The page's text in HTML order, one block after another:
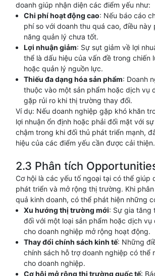
doanh giúp nhận diện các điểm yếu như:
Chi phí hoạt động cao: Nếu báo cáo
phí so với doanh thu quá cao, điều này
năng quản lý chưa tốt.
Lợi nhuận giảm: Sự sụt giảm về lợi
thể là dấu hiệu của vấn đề trong chiến
hoặc quản lý nguồn lực.
Thiếu đa dạng hóa sản phẩm: Doanh
thuộc vào một sản phẩm hoặc dịch vụ
gặp rủi ro khi thị trường thay đổi.
Ví dụ: Nếu doanh nghiệp gặp khó khăn
lợi nhuận ổn định hoặc phải đối mặt với
chậm trong khi đối thủ phát triển mạnh,
hiệu của các điểm yếu cần được cải thiện.
2.3 Phân tích
Cơ hội là các yếu tố ngoại tại có thể giúp
phát triển và mở rộng thị trường. Khi
quả kinh doanh, có thể phát hiện những
Xu hướng thị trường mới: Sự gia tăng
đối với một loại sản phẩm hoặc dịch vụ
cho doanh nghiệp mở rộng hoạt động.
Thay đổi chính sách kinh tế: Những
chính sách hỗ trợ doanh nghiệp có thể
cho doanh nghiệp.
Cơ hội mở rộng thị trường quốc tế: